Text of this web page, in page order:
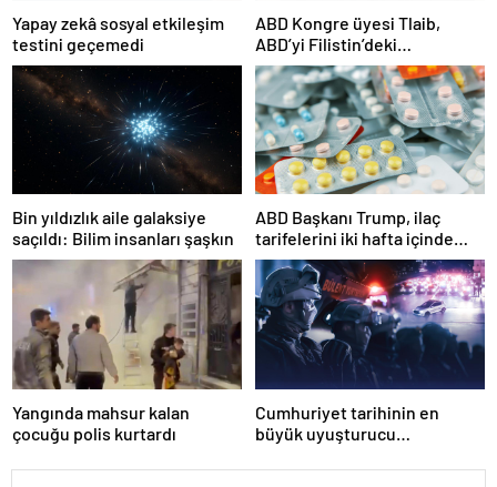
Yapay zekâ sosyal etkileşim
testini geçemedi
ABD Kongre üyesi Tlaib,
ABD’yi Filistin’deki
“soykırımda suç ortağı”
olmakla itham etti
Bin yıldızlık aile galaksiye
saçıldı: Bilim insanları şaşkın
ABD Başkanı Trump, ilaç
tarifelerini iki hafta içinde
açıklayacağını söyledi
Yangında mahsur kalan
çocuğu polis kurtardı
Cumhuriyet tarihinin en
büyük uyuşturucu
tutuklandı